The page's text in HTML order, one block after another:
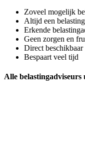
Zoveel mogelijk
Altijd een
Erkende
Geen zorgen en
Direct beschikbaar
Bespaart veel tijd
Alle belastingadviseurs